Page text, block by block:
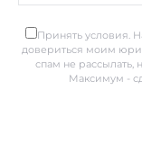
Принять условия.
довериться моим
спам не рассылать,
Максимум -